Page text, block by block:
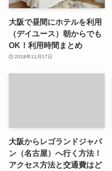
大阪で昼間にホテルを利用
（デイユース）朝からでも
OK！利用時間まとめ
2018年11月17日
大阪からレゴランドジャパ
ン（名古屋）へ行く方法！
アクセス方法と交通費はど